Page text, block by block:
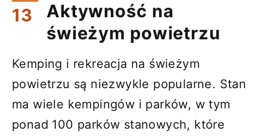
Aktywność na
świeżym powietrzu
Kemping i rekreacja na świeżym
powietrzu są niezwykle popularne. Stan
ma wiele kempingów i parków, w tym
ponad 100 parków stanowych, które